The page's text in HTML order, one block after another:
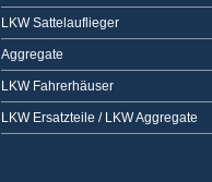
LKW Sattelauflieger
Aggregate
LKW Fahrerhäuser
LKW Ersatzteile / LKW Aggregate